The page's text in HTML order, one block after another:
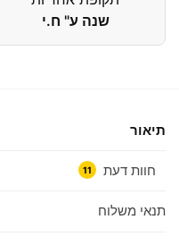
שנה ע" ח.י
תיאור
חוות דעת 11
תנאי משלוח